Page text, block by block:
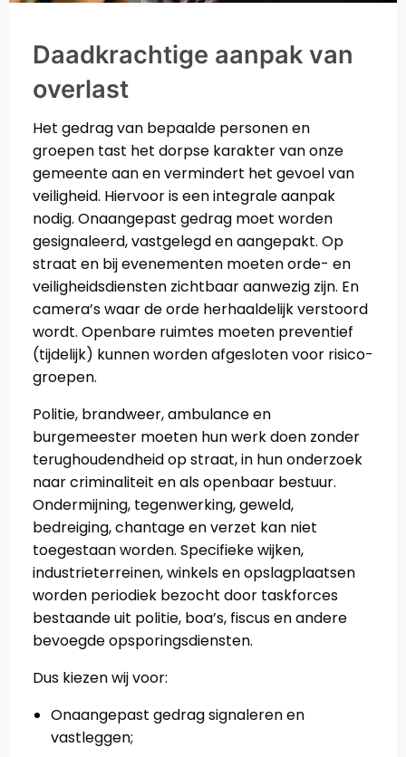
Daadkrachtige aanpak van
overlast
Het gedrag van bepaalde personen en
groepen tast het dorpse karakter van onze
gemeente aan en vermindert het gevoel van
veiligheid. Hiervoor is een integrale aanpak
nodig. Onaangepast gedrag moet worden
gesignaleerd, vastgelegd en aangepakt. Op
straat en bij evenementen moeten orde- en
veiligheidsdiensten zichtbaar aanwezig zijn. En
camera’s waar de orde herhaaldelijk verstoord
wordt. Openbare ruimtes moeten preventief
(tijdelijk) kunnen worden afgesloten voor risico-
groepen.
Politie, brandweer, ambulance en
burgemeester moeten hun werk doen zonder
terughoudendheid op straat, in hun onderzoek
naar criminaliteit en als openbaar bestuur.
Ondermijning, tegenwerking, geweld,
bedreiging, chantage en verzet kan niet
toegestaan worden. Specifieke wijken,
industrieterreinen, winkels en opslagplaatsen
worden periodiek bezocht door taskforces
bestaande uit politie, boa’s, fiscus en andere
bevoegde opsporingsdiensten.
Dus kiezen wij voor:
Onaangepast gedrag signaleren en
vastleggen;